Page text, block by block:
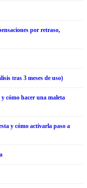
por retraso,
tras 3 meses de uso)
cómo hacer una maleta
y cómo activarla paso a